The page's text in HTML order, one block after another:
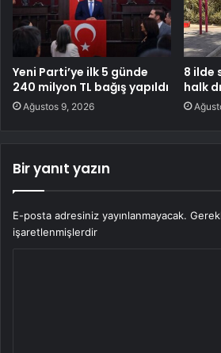
Yeni Parti’ye ilk 5 günde
240 milyon TL bağış yapıldı
Ağustos 9, 2026
8 ilde
halk
Bir yanıt yazın
E-posta adresiniz yayınlanmayacak.
işaretlenmişlerdir